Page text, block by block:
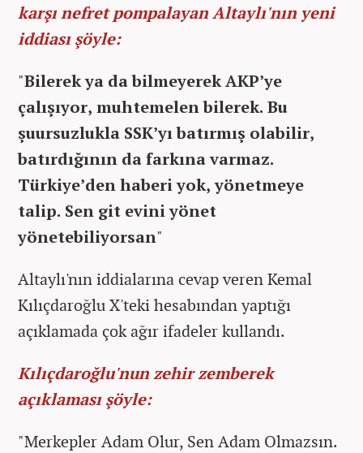
karşı nefret pompalayan Altaylı'nın yeni
iddiası şöyle:
"Bilerek ya da bilmeyerek AKP’ye
çalışıyor, muhtemelen bilerek. Bu
şuursuzlukla SSK’yı batırmış olabilir,
batırdığının da farkına varmaz.
Türkiye’den haberi yok, yönetmeye
talip. Sen git evini yönet
yönetebiliyorsan"
Altaylı'nın iddialarına cevap verenKemal
KılıçdaroğluX'teki hesabından yaptığı
açıklamada çok ağır ifadeler kullandı.
Kılıçdaroğlu'nun zehir zemberek
açıklaması şöyle:
"Merkepler Adam Olur, Sen Adam Olmazsın.